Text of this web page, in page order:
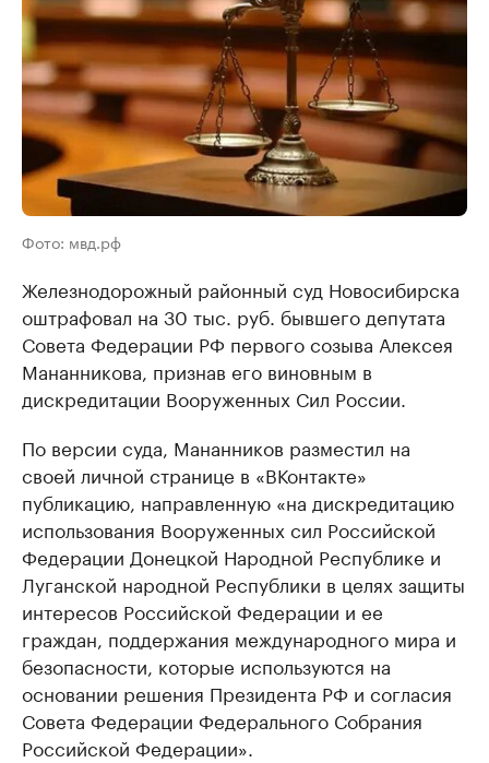
Фото: мвд.рф
Железнодорожный районный суд Новосибирска
оштрафовал на 30 тыс. руб. бывшего депутата
Совета Федерации РФ первого созыва Алексея
Мананникова, признав его виновным в
дискредитации Вооруженных Сил России.
По версии суда, Мананников разместил на
своей личной странице в «ВКонтакте»
публикацию, направленную «на дискредитацию
использования Вооруженных сил Российской
Федерации Донецкой Народной Республике и
Луганской народной Республики в целях защиты
интересов Российской Федерации и ее
граждан, поддержания международного мира и
безопасности, которые используются на
основании решения Президента РФ и согласия
Совета Федерации Федерального Собрания
Российской Федерации».